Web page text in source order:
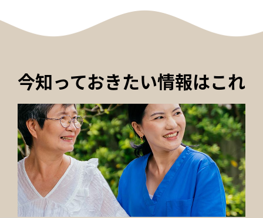
今知っておきたい情報はこれ